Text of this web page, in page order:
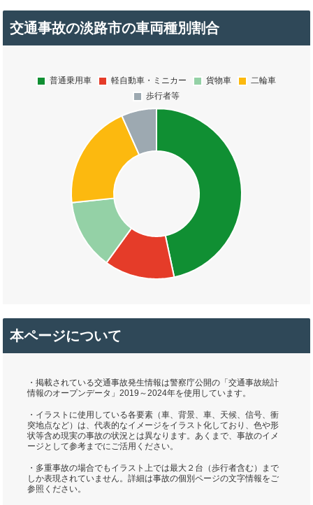
交通事故の淡路市の車両種別割合
本ページについて
・掲載されている交通事故発生情報は警察庁公開の「交通事故統計
情報のオープンデータ」2019～2024年を使用しています。
・イラストに使用している各要素（車、背景、車、天候、信号、衝
突地点など）は、代表的なイメージをイラスト化しており、色や形
状等含め現実の事故の状況とは異なります。あくまで、事故のイメ
ージとして参考までにご活用ください。
・多重事故の場合でもイラスト上では最大２台（歩行者含む）まで
しか表現されていません。詳細は事故の個別ページの文字情報をご
参照ください。